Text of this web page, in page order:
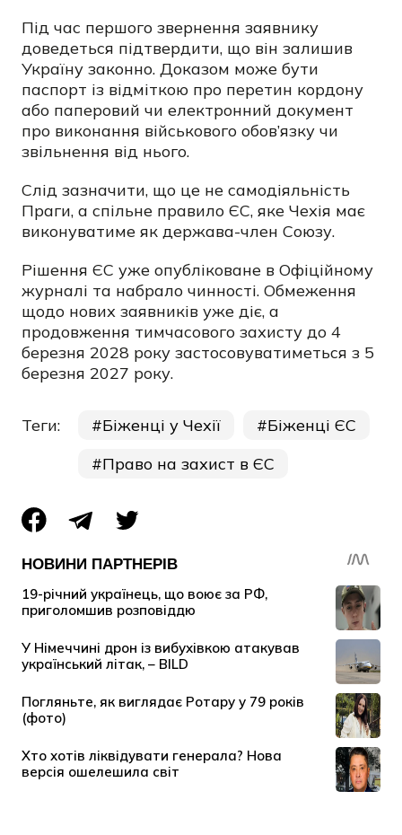
Під час першого звернення заявнику
доведеться підтвердити, що він залишив
Україну законно. Доказом може бути
паспорт із відміткою про перетин кордону
або паперовий чи електронний документ
про виконання військового обов’язку чи
звільнення від нього.
Слід зазначити, що це не самодіяльність
Праги, а спільне правило ЄС, яке Чехія має
виконуватиме як держава-член Союзу.
Рішення ЄС уже опубліковане в Офіційному
журналі та набрало чинності. Обмеження
щодо нових заявників уже діє, а
продовження тимчасового захисту до 4
березня 2028 року застосовуватиметься з 5
березня 2027 року.
Теги: Біженці у Чехії
Біженці ЄС
Право на захист в ЄС